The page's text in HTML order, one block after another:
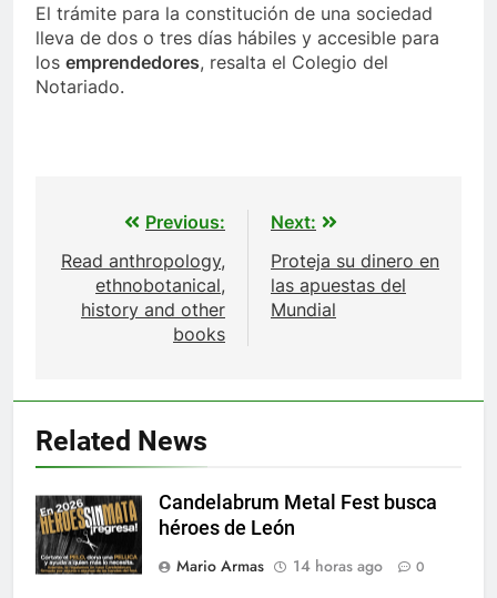
El trámite para la constitución de una sociedad
lleva de dos o tres días hábiles y accesible para
los emprendedores, resalta el Colegio del
Notariado.
Navegación
de
entradas
Previous:
Read anthropology,
ethnobotanical,
history and other
books
Next:
Proteja su dinero en
las apuestas del
Mundial
Related News
Candelabrum Metal Fest busca
héroes de León
Mario Armas
14 horas ago 0